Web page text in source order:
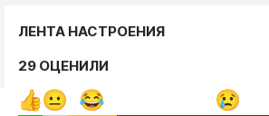
ЛЕНТА НАСТРОЕНИЯ
29 ОЦЕНИЛИ